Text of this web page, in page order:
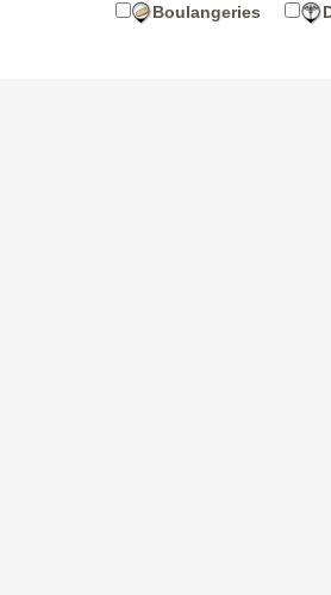
Boulangeries